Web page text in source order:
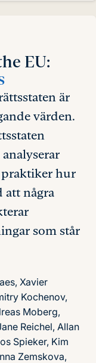
EU:
är
värden.
praktiker hur
att några
som står
Xavier
Kochenov,
Moberg,
Reichel, Allan
Spieker, Kim
Zemskova,